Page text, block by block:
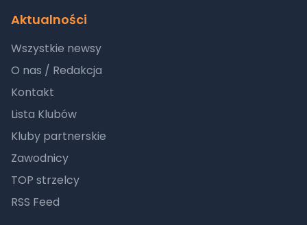
Aktualności
Wszystkie newsy
O nas / Redakcja
Kontakt
Lista Klubów
Kluby partnerskie
Zawodnicy
TOP strzelcy
RSS Feed